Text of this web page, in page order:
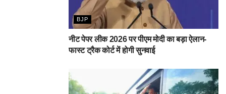
BJP
नीट पेपर लीक 2026 पर पीएम मोदी का बड़ा ऐलान-
फास्ट ट्रैक कोर्ट में होगी सुनवाई